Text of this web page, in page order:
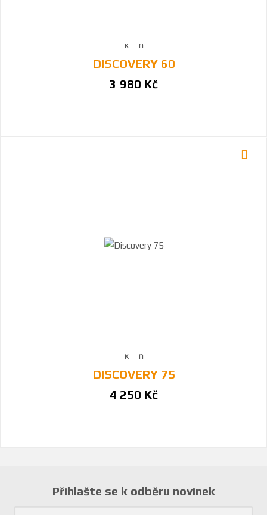
DISCOVERY 60
3 980 Kč
DISCOVERY 75
4 250 Kč
Přihlašte se k odběru novinek